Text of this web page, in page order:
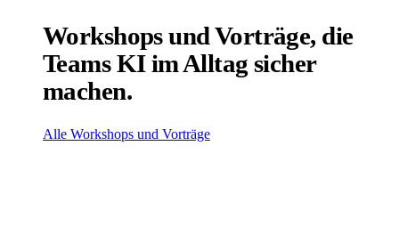
Workshops und Vorträge, die
Teams KI im Alltag sicher
machen.
Alle Workshops und Vorträge